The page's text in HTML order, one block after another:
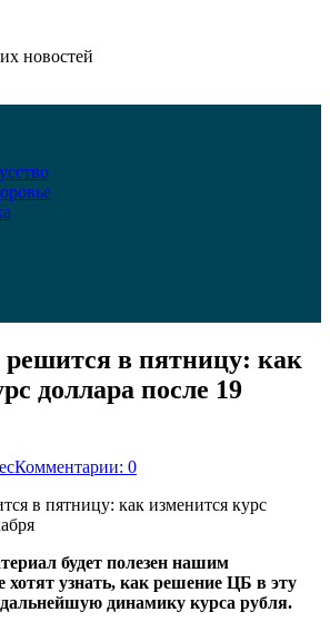
новостей
решится в пятницу: как
доллара после 19
Комментарии: 0
будет полезен нашим
хотят узнать, как решение ЦБ в эту
динамику курса рубля.